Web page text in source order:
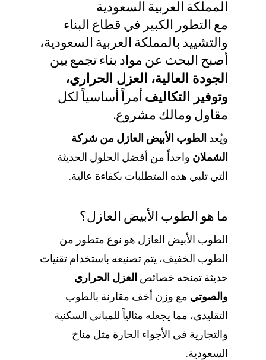
المملكة العربية السعودية
مع التطور الكبير في قطاع البناء
والتشييد بالمملكة العربية السعودية،
أصبح البحث عن مواد بناء تجمع بين
الجودة العالية، العزل الحراري،
وتوفير التكاليف أمراً أساسياً لكل
مقاول ومالك مشروع.
ويُعد الطوب الأبيض العازل من شركة
الشملان واحداً من أفضل الحلول الحديثة
التي تلبي هذه المتطلبات بكفاءة عالية.
ما هو الطوب الأبيض العازل؟
الطوب الأبيض العازل هو نوع متطور من
الطوب الخفيف، يتم تصنيعه باستخدام تقنيات
حديثة تمنحه خصائص العزل الحراري
والصوتي مع وزن أخف مقارنة بالطوب
التقليدي، مما يجعله مثالياً للمباني السكنية
والتجارية في الأجواء الحارة مثل مناخ
السعودية.